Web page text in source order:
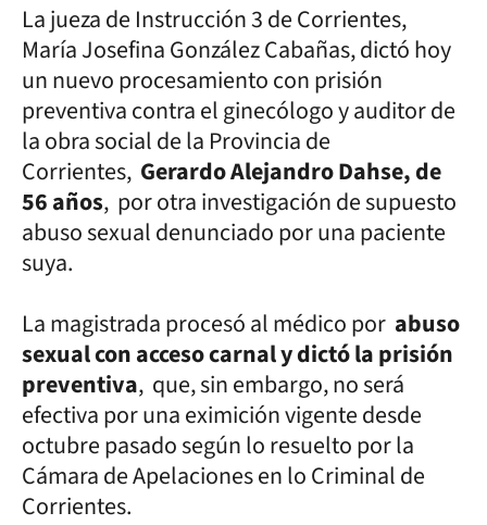
La jueza de Instrucción 3 de Corrientes,
María Josefina González Cabañas, dictó hoy
un nuevo procesamiento con prisión
preventiva contra el ginecólogo y auditor de
la obra social de la Provincia de
Corrientes, Gerardo Alejandro Dahse, de
56 años, por otra investigación de supuesto
abuso sexual denunciado por una paciente
suya.
La magistrada procesó al médico por abuso
sexual con acceso carnal y dictó la prisión
preventiva, que, sin embargo, no será
efectiva por una eximición vigente desde
octubre pasado según lo resuelto por la
Cámara de Apelaciones en lo Criminal de
Corrientes.